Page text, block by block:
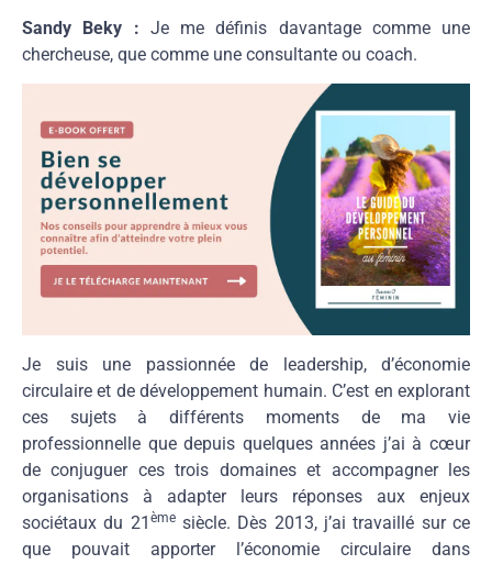
Sandy Beky : Je me définis davantage comme une
chercheuse, que comme une consultante ou coach.
Je suis une passionnée de leadership, d’économie
circulaire et de développement humain. C’est en explorant
ces sujets à différents moments de ma vie
professionnelle que depuis quelques années j’ai à cœur
de conjuguer ces trois domaines et accompagner les
organisations à adapter leurs réponses aux enjeux
sociétaux du 21 èmesiècle. Dès 2013, j’ai travaillé sur ce
que pouvait apporter l’économie circulaire dans